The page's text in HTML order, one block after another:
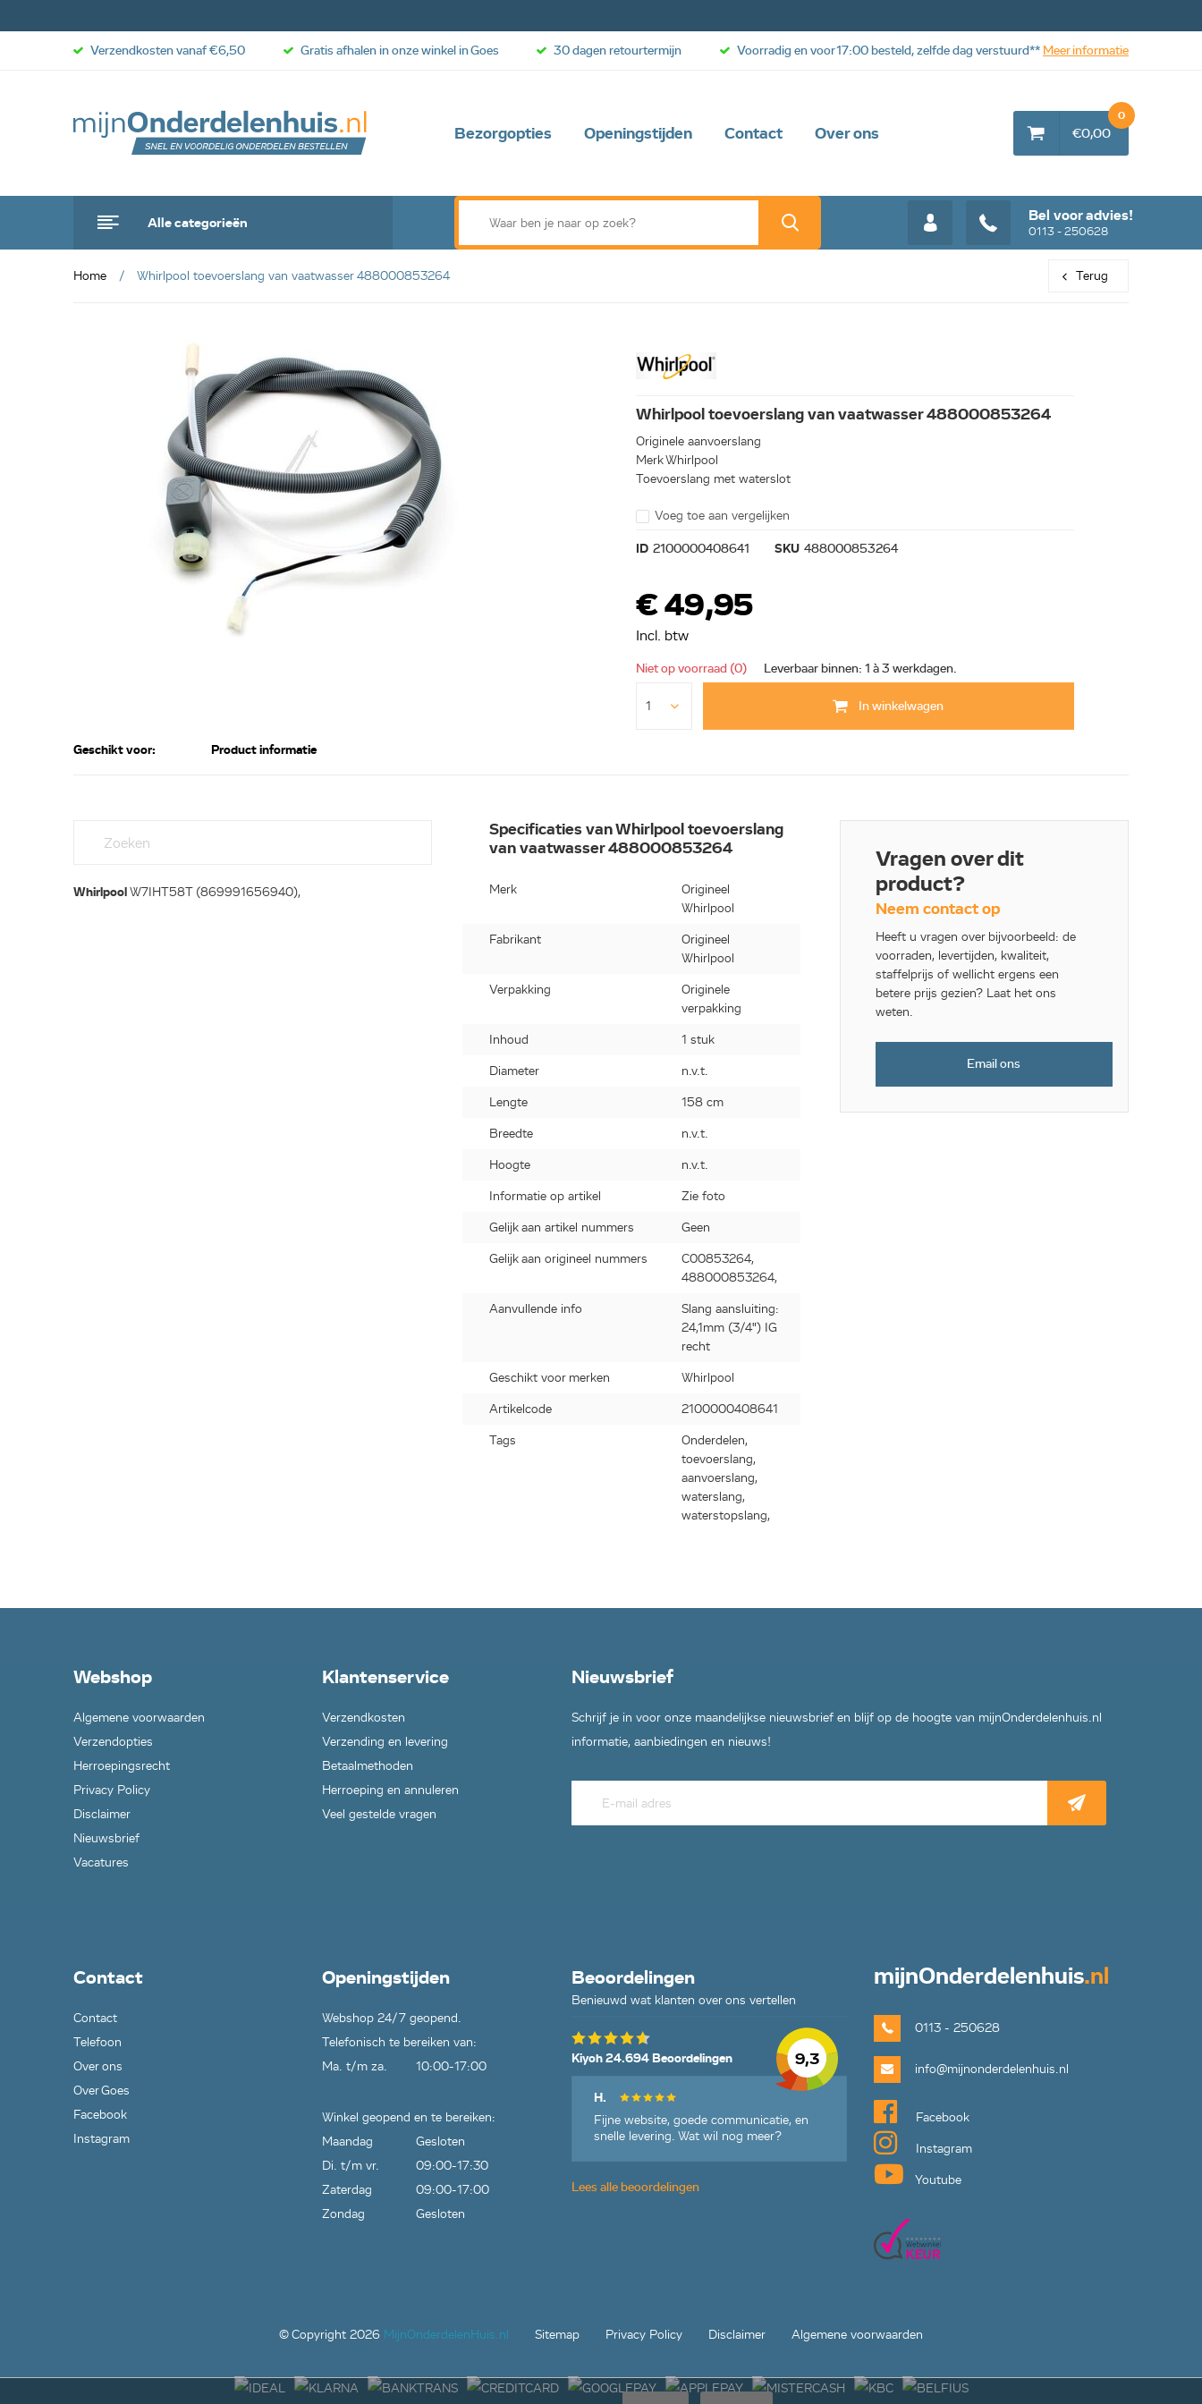
Bezorgopties Openingstijden Contact Over ons
Alle categorieën Bel voor advies!
0113 - 250628
€0,00
0
Verzendkosten vanaf €6,50 Gratis afhalen in onze winkel in Goes 30 dagen retourtermijn Voorradig en voor 17:00 besteld, zelfde dag verstuurd** Meer informatie
Home Whirlpool toevoerslang van vaatwasser 488000853264 Terug
Whirlpool toevoerslang van vaatwasser 488000853264
Originele aanvoerslang
Merk Whirlpool
Toevoerslang met waterslot
Voeg toe aan vergelijken
ID 2100000408641 SKU 488000853264
€ 49,95
Incl. btw
Niet op voorraad (0) Leverbaar binnen: 1 à 3 werkdagen.
In winkelwagen
Geschikt voor: Product informatie
WhirlpoolW7IHT58T (869991656940),
Specificaties van Whirlpool toevoerslang
van vaatwasser 488000853264
Merk
Origineel
Whirlpool
Fabrikant
Origineel
Whirlpool
Verpakking
Originele
verpakking
Inhoud 1 stuk
Diameter n.v.t.
Lengte 158 cm
Breedte n.v.t.
Hoogte n.v.t.
Informatie op artikel Zie foto
Gelijk aan artikel nummers Geen
Gelijk aan origineel nummers
C00853264,
488000853264,
Aanvullende info
Slang aansluiting:
24,1mm (3/4") IG
recht
Geschikt voor merken Whirlpool
Artikelcode 2100000408641
Tags
Onderdelen,
toevoerslang,
aanvoerslang,
waterslang,
waterstopslang,
Vragen over dit
product?
Neem contact op
Heeft u vragen over bijvoorbeeld: de
voorraden, levertijden, kwaliteit,
staffelprijs of wellicht ergens een
betere prijs gezien? Laat het ons
weten.
Email ons
Webshop
Algemene voorwaarden
Verzendopties
Herroepingsrecht
Privacy Policy
Disclaimer
Nieuwsbrief
Vacatures
Klantenservice
Verzendkosten
Verzending en levering
Betaalmethoden
Herroeping en annuleren
Veel gestelde vragen
Nieuwsbrief
Schrijf je in voor onze maandelijkse nieuwsbrief en blijf op de hoogte van mijnOnderdelenhuis.nl
informatie, aanbiedingen en nieuws!
Contact
Contact
Telefoon
Over ons
Over Goes
Facebook
Instagram
Openingstijden
Webshop 24/7 geopend.
Telefonisch te bereiken van:
Ma. t/m za.
10:00-17:00
Winkel geopend en te bereiken:
Maandag
Gesloten
Di. t/m vr.
09:00-17:30
Zaterdag
09:00-17:00
Zondag
Gesloten
Beoordelingen
Benieuwd wat klanten over ons vertellen
9,3
Kiyoh 24.694 Beoordelingen
H.
Fijne website, goede communicatie, en
snelle levering. Wat wil nog meer?
Lees alle beoordelingen
mijnOnderdelenhuis.nl
0113 - 250628
info@mijnonderdelenhuis.nl
Facebook
Instagram
Youtube
© Copyright 2026 MijnOnderdelenHuis.nl Sitemap Privacy Policy Disclaimer Algemene voorwaarden